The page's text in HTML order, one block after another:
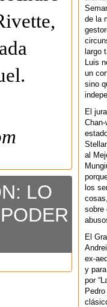
LO
de la
largo
Luis
un
sino
El
al
los
sobre
El
ex-
y
por